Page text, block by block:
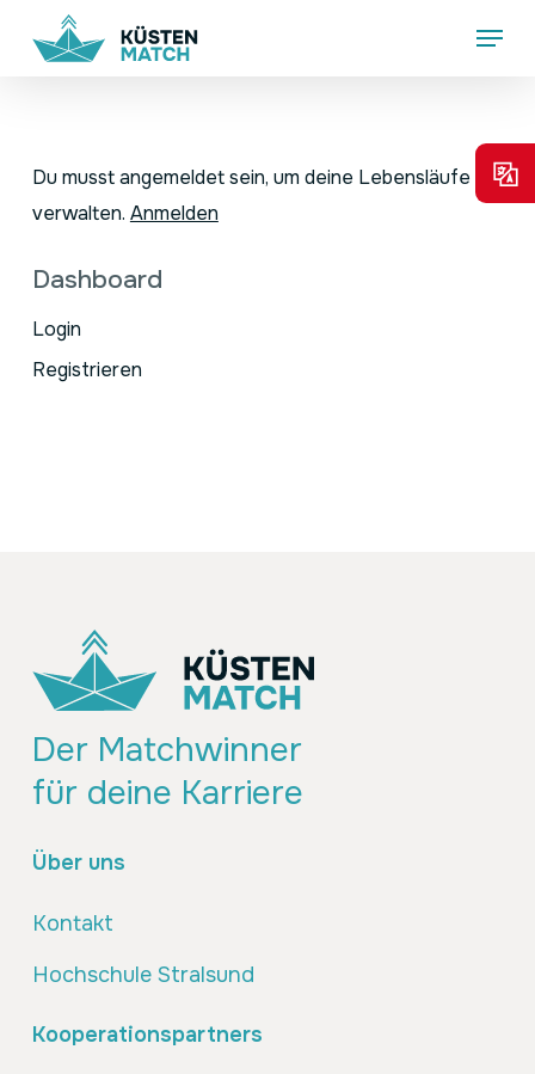
Menu
Du musst angemeldet sein, um deine Lebensläufe zu
verwalten. Anmelden
Dashboard
Login
Registrieren
Der Matchwinner
für deine Karriere
Über uns
Kontakt
Hochschule Stralsund
Kooperationspartners